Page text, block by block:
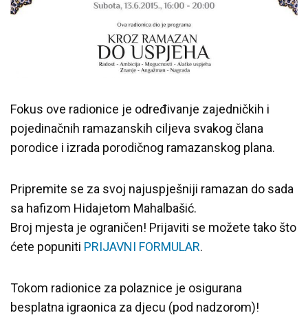
Fokus ove radionice je određivanje zajedničkih i
pojedinačnih ramazanskih ciljeva svakog člana
porodice i izrada porodičnog ramazanskog plana.
Pripremite se za svoj najuspješniji ramazan do sada
sa hafizom Hidajetom Mahalbašić.
Broj mjesta je ograničen! Prijaviti se možete tako što
ćete popuniti PRIJAVNI FORMULAR.
Tokom radionice za polaznice je osigurana
besplatna igraonica za djecu (pod nadzorom)!